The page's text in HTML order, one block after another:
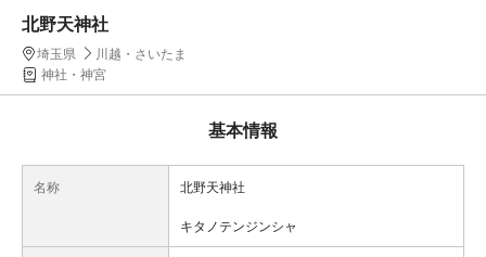
北野天神社
埼玉県
川越・さいたま
神社・神宮
基本情報
名称 北野天神社
キタノテンジンシャ